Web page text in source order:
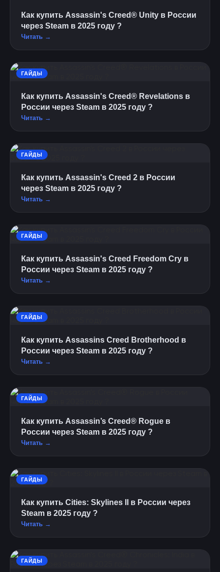
Как купить Assassin's Creed® Unity в России
через Steam в 2025 году ?
Читать →
ГАЙДЫ
Как купить Assassin's Creed® Revelations в
России через Steam в 2025 году ?
Читать →
ГАЙДЫ
Как купить Assassin's Creed 2 в России
через Steam в 2025 году ?
Читать →
ГАЙДЫ
Как купить Assassin's Creed Freedom Cry в
России через Steam в 2025 году ?
Читать →
ГАЙДЫ
Как купить Assassins Creed Brotherhood в
России через Steam в 2025 году ?
Читать →
ГАЙДЫ
Как купить Assassin’s Creed® Rogue в
России через Steam в 2025 году ?
Читать →
ГАЙДЫ
Как купить Cities: Skylines II в России через
Steam в 2025 году ?
Читать →
ГАЙДЫ